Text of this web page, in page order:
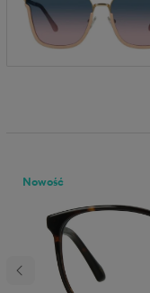
Nowość